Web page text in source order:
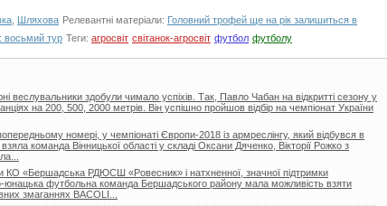
Шляхова Релевантні матеріали: Головний трофей ще на рік залишиться в
восьмий тур Теги: агросвіт світанок-агросвіт футбол футболу
веслувальники здобули чимало успіхів. Так, Павло Чабан на відкритті сезону у
на 200, 500, 2000 метрів. Він успішно пройшов відбір на чемпіонат України
номері, у чемпіонаті Європи-2018 із армреслінгу, який відбувся в
взяла команда Вінницької області у складі Оксани Дяченко, Вікторії Рожко з
КО «Бершадська РДЮСШ «Ровесник» і натхненної, значної підтримки
юнацька футбольна команда Бершадського району мала можливість взяти
змаганнях BACOLI...